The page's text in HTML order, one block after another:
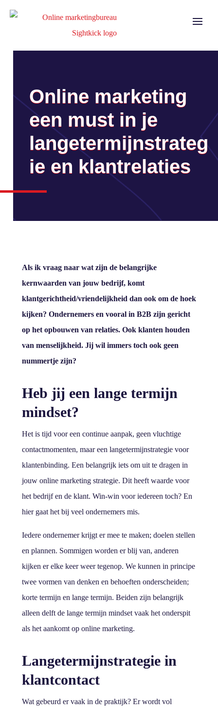
Online marketing
een must in je
langetermijnstrateg
ie en klantrelaties
Als ik vraag naar wat zijn de belangrijke
kernwaarden van jouw bedrijf, komt
klantgerichtheid/vriendelijkheid dan ook om de hoek
kijken? Ondernemers en vooral in B2B zijn gericht
op het opbouwen van relaties. Ook klanten houden
van menselijkheid. Jij wil immers toch ook geen
nummertje zijn?
Heb jij een lange termijn
mindset?
Het is tijd voor een continue aanpak, geen vluchtige
contactmomenten, maar een langetermijnstrategie voor
klantenbinding. Een belangrijk iets om uit te dragen in
jouw online marketing strategie. Dit heeft waarde voor
het bedrijf en de klant. Win-win voor iedereen toch? En
hier gaat het bij veel ondernemers mis.
Iedere ondernemer krijgt er mee te maken; doelen stellen
en plannen. Sommigen worden er blij van, anderen
kijken er elke keer weer tegenop. We kunnen in principe
twee vormen van denken en behoeften onderscheiden;
korte termijn en lange termijn. Beiden zijn belangrijk
alleen delft de lange termijn mindset vaak het onderspit
als het aankomt op online marketing.
Langetermijnstrategie in
klantcontact
Wat gebeurd er vaak in de praktijk? Er wordt vol